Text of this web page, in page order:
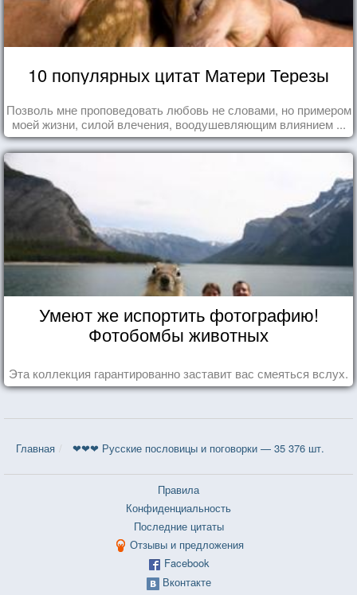
10 популярных цитат Матери Терезы
Позволь мне проповедовать любовь не словами, но примером
моей жизни, силой влечения, воодушевляющим влиянием ...
Умеют же испортить фотографию!
Фотобомбы животных
Эта коллекция гарантированно заставит вас смеяться вслух.
Главная ❤❤❤ Русские пословицы и поговорки — 35 376 шт.
Правила
Конфиденциальность
Последние цитаты
Отзывы и предложения
Facebook
Вконтакте